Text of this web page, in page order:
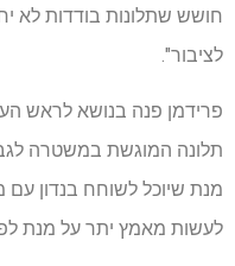
חושש שתלונות בודדות לא
לציבור".
פרידמן פנה בנושא לראש
תלונה המוגשת במשטרה
מנת שיוכל לשוחח בנדון
לעשות מאמץ יתר על מנת